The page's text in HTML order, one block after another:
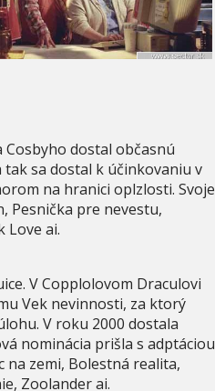
Cosbyho dostal občasnú
sa dostal k účinkovaniu v
na hranici oplzlosti. Svoje
Pesnička pre nevestu,
Love ai.
V Copplolovom Draculovi
Vek nevinnosti, za ktorý
V roku 2000 dostala
nominácia prišla s adptáciou
na zemi, Bolestná realita,
Zoolander ai.